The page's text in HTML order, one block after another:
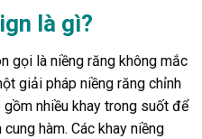
là gì?
gọi là niềng răng không mắc
giải pháp niềng răng chỉnh
nhiều khay trong suốt để
hàm. Các khay niềng